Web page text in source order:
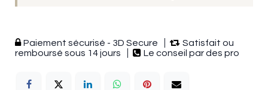
Paiement sécurisé - 3D Secure
Satisfait ou
remboursé sous 14 jours
Le conseil par des pro